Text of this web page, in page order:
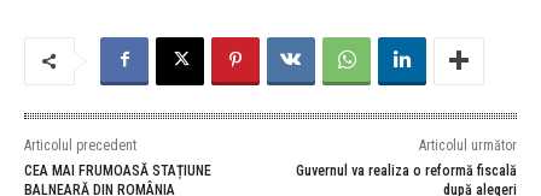
Articolul precedent
CEA MAI FRUMOASĂ STAȚIUNE
BALNEARĂ DIN ROMÂNIA
Articolul următor
Guvernul va realiza o reformă fiscală
după alegeri